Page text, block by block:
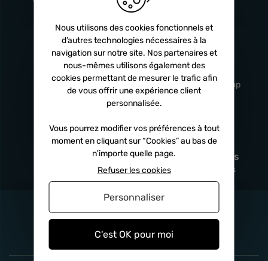
Livraison
rapide
Sous 24h à 48h
Service client
professionnel
De 8h à 17h Non-stop
Satisfait
remboursé
Paiement en
x3 fois
Sécurisé, sans frais
Nous utilisons des cookies fonctionnels et
d’autres technologies nécessaires à la
navigation sur notre site. Nos partenaires et
nous-mêmes utilisons également des
cookies permettant de mesurer le trafic afin
de vous offrir une expérience client
personnalisée.
Vous pourrez modifier vos préférences à tout
moment en cliquant sur “Cookies” au bas de
n'importe quelle page.
C'est OK pour moi
Refuser les cookies
Personnaliser